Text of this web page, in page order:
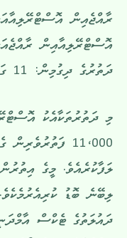
ރާއްޖެއިން
އޮސްޓްރޭލިއާއިން
ދަތުރުގެ ދިގުމިން: 11 ގަޑިއިރު.
މި ދަތުރުތަކާއެކު
11،000
ލަފާކުރެއެވެ. މީގެ
ލިބޭނެ ބޮޑު